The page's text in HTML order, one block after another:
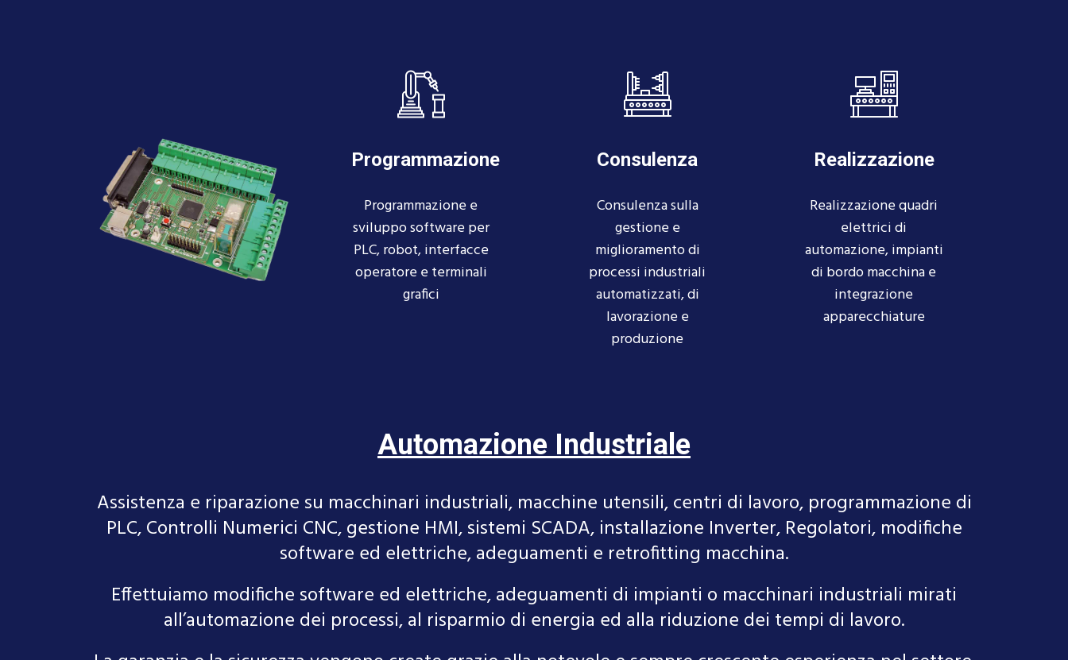
Programmazione
Programmazione e
sviluppo software per
PLC, robot, interfacce
operatore e terminali
grafici
Consulenza
Consulenza sulla
gestione e
miglioramento di
processi industriali
automatizzati, di
lavorazione e
produzione
Realizzazione
Realizzazione quadri
elettrici di
automazione, impianti
di bordo macchina e
integrazione
apparecchiature
Automazione Industriale
Assistenza e riparazione su macchinari industriali, macchine utensili, centri di lavoro, programmazione di
PLC, Controlli Numerici CNC, gestione HMI, sistemi SCADA, installazione Inverter, Regolatori, modifiche
software ed elettriche, adeguamenti e retrofitting macchina.
Effettuiamo modifiche software ed elettriche, adeguamenti di impianti o macchinari industriali mirati
all’automazione dei processi, al risparmio di energia ed alla riduzione dei tempi di lavoro.